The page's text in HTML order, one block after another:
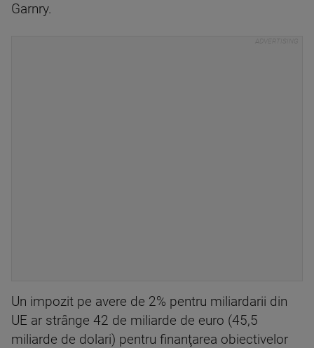
Garnry.
Un impozit pe avere de 2% pentru miliardarii din
UE ar strânge 42 de miliarde de euro (45,5
miliarde de dolari) pentru finanţarea obiectivelor